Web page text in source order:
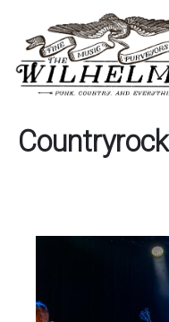
hovedinnhold
Countryrock